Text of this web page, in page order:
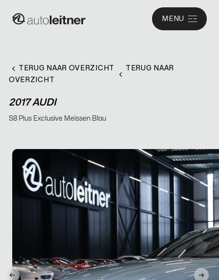
MENU
TERUG NAAR OVERZICHT
TERUG NAAR
OVERZICHT
2017 AUDI
S8 Plus Exclusive Meissen Blau